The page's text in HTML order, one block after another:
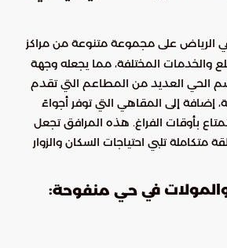
الرياض على مجموعة متنوعة من مراكز
والخدمات المختلفة، مما يجعله وجهة
الحي العديد من المطاعم التي تقدم
إضافة إلى المقاهي التي توفر أجواءً
بأوقات الفراغ. هذه المرافق تجعل
متكاملة تلبي احتياجات السكان والزوار
والمولات في حي منفوحة: